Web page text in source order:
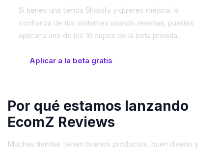
Si tienes una tienda Shopify y quieres mejorar la
confianza de tus visitantes usando reseñas, puedes
aplicar a uno de los 10 cupos de la beta privada.
Aplicar a la beta gratis
Por qué estamos lanzando
EcomZ Reviews
Muchas tiendas tienen buenos productos, buen diseño y